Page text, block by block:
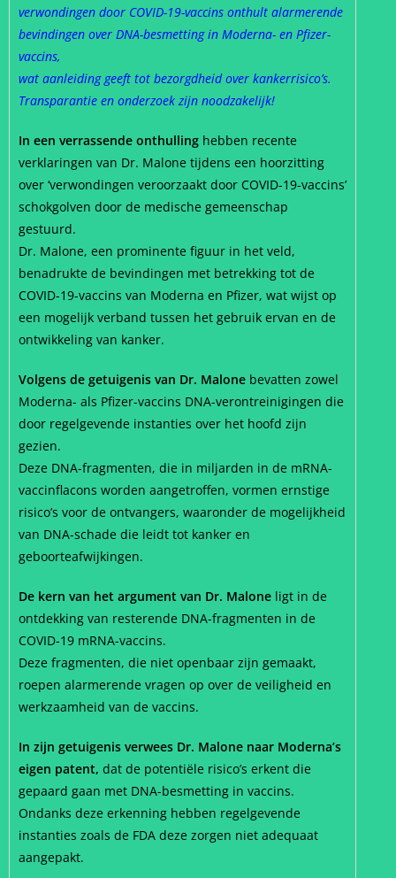
verwondingen door COVID-19-vaccins onthult alarmerende
bevindingen over DNA-besmetting in Moderna- en Pfizer-
vaccins,
wat aanleiding geeft tot bezorgdheid over kankerrisico’s.
Transparantie en onderzoek zijn noodzakelijk!
In een verrassende onthulling hebben recente
verklaringen van Dr. Malone tijdens een hoorzitting
over ‘verwondingen veroorzaakt door COVID-19-vaccins’
schokgolven door de medische gemeenschap
gestuurd.
Dr. Malone, een prominente figuur in het veld,
benadrukte de bevindingen met betrekking tot de
COVID-19-vaccins van Moderna en Pfizer, wat wijst op
een mogelijk verband tussen het gebruik ervan en de
ontwikkeling van kanker.
Volgens de getuigenis van Dr. Malone bevatten zowel
Moderna- als Pfizer-vaccins DNA-verontreinigingen die
door regelgevende instanties over het hoofd zijn
gezien.
Deze DNA-fragmenten, die in miljarden in de mRNA-
vaccinflacons worden aangetroffen, vormen ernstige
risico’s voor de ontvangers, waaronder de mogelijkheid
van DNA-schade die leidt tot kanker en
geboorteafwijkingen.
De kern van het argument van Dr. Malone ligt in de
ontdekking van resterende DNA-fragmenten in de
COVID-19 mRNA-vaccins.
Deze fragmenten, die niet openbaar zijn gemaakt,
roepen alarmerende vragen op over de veiligheid en
werkzaamheid van de vaccins.
In zijn getuigenis verwees Dr. Malone naar Moderna’s
eigen patent, dat de potentiële risico’s erkent die
gepaard gaan met DNA-besmetting in vaccins.
Ondanks deze erkenning hebben regelgevende
instanties zoals de FDA deze zorgen niet adequaat
aangepakt.